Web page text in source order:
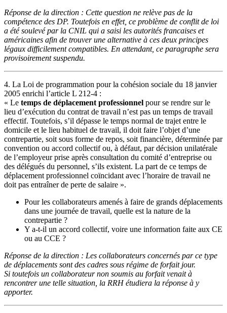
Réponse de la direction : Cette question ne relève pas de la
compétence des DP. Toutefois en effet, ce problème de conflit de loi
a été soulevé par la CNIL qui a saisi les autorités francaises et
américaines afin de trouver une alternative à ces deux principes
légaux difficilement compatibles. En attendant, ce paragraphe sera
provisoirement suspendu.
4. La Loi de programmation pour la cohésion sociale du 18 janvier
2005 enrichi l’article L 212-4 :
« Le temps de déplacement professionnel pour se rendre sur le
lieu d’exécution du contrat de travail n’est pas un temps de travail
effectif. Toutefois, s’il dépasse le temps normal de trajet entre le
domicile et le lieu habituel de travail, il doit faire l’objet d’une
contrepartie, soit sous forme de repos, soit financière, déterminée par
convention ou accord collectif ou, à défaut, par décision unilatérale
de l’employeur prise après consultation du comité d’entreprise ou
des délégués du personnel, s’ils existent. La part de ce temps de
déplacement professionnel coïncidant avec l’horaire de travail ne
doit pas entraîner de perte de salaire ».
Pour les collaborateurs amenés à faire de grands déplacements
dans une journée de travail, quelle est la nature de la
contrepartie ?
Y a-t-il un accord collectif, voire une information faite aux CE
ou au CCE ?
Réponse de la direction : Les collaborateurs concernés par ce type
de déplacements sont des cadres sous régime de forfait jour.
Si toutefois un collaborateur non soumis au forfait venait à
rencontrer une telle situation, la RRH étudiera la réponse à y
apporter.